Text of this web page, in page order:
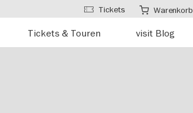
Tickets & Touren visit Blog
Tickets Warenkorb